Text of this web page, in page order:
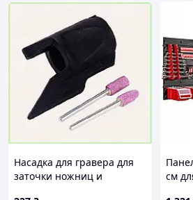
Насадка для гравера для
заточки ножниц и
см